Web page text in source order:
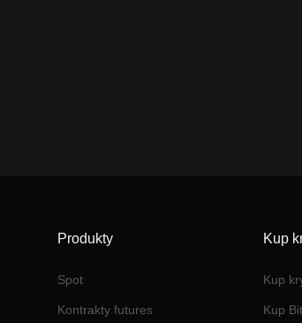
pewne ilości amerykańskiej ropy,
Produkty
Spot
Kontrakty futures
Kup
Kup
Kup